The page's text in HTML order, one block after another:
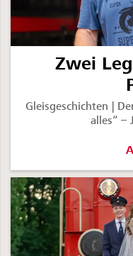
Zwei
Gleisgeschichten |
alles“ –